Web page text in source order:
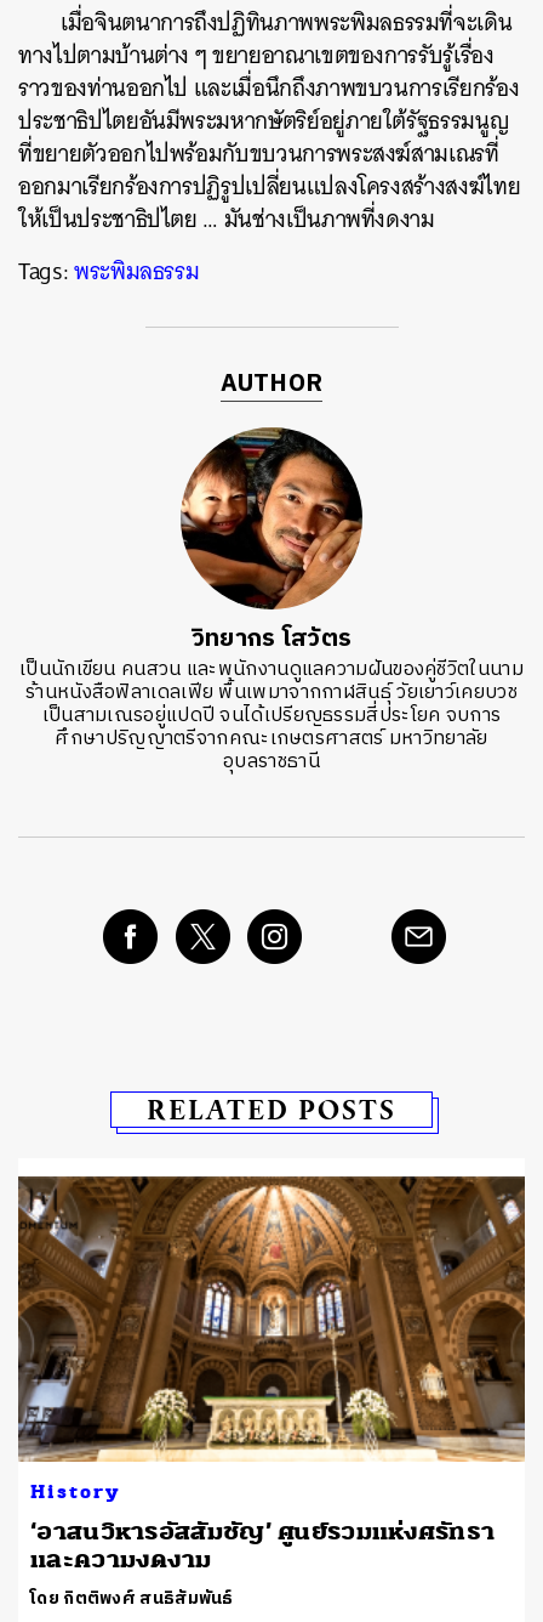
เมื่อจินตนาการถึงปฏิทินภาพพระพิมลธรรมที่จะเดิน
ทางไปตามบ้านต่าง ๆ ขยายอาณาเขตของการรับรู้เรื่อง
ราวของท่านออกไป และเมื่อนึกถึงภาพขบวนการเรียกร้อง
ประชาธิปไตยอันมีพระมหากษัตริย์อยู่ภายใต้รัฐธรรมนูญ
ที่ขยายตัวออกไปพร้อมกับขบวนการพระสงฆ์สามเณรที่
ออกมาเรียกร้องการปฏิรูปเปลี่ยนแปลงโครงสร้างสงฆ์ไทย
ให้เป็นประชาธิปไตย … มันช่างเป็นภาพที่งดงาม
Tags:พระพิมลธรรม
AUTHOR
วิทยากร โสวัตร
เป็นนักเขียน คนสวน และพนักงานดูแลความฝันของคู่ชีวิตในนาม
ร้านหนังสือฟิลาเดลเฟีย พื้นเพมาจากกาฬสินธ์ุ วัยเยาว์เคยบวช
เป็นสามเณรอยู่แปดปี จนได้เปรียญธรรมสี่ประโยค จบการ
ศึกษาปริญญาตรีจากคณะเกษตรศาสตร์ มหาวิทยาลัย
อุบลราชธานี
RELATED POSTS
History
​‘อาสนวิหารอัสสัมชัญ’ ศูนย์รวมแห่งศรัทธา
และความงดงาม
โดย กิตติพงศ์ สนธิสัมพันธ์